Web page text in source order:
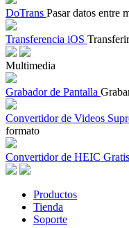
DoTrans Pasar datos entre
Transferencia iOS
Multimedia
Grabador de Pantalla
Convertidor de Videos
formato
Convertidor de HEIC Gratis
Productos
Tienda
Soporte